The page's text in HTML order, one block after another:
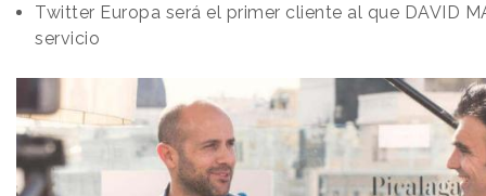
Twitter Europa será el primer cliente al que DAVID
servicio